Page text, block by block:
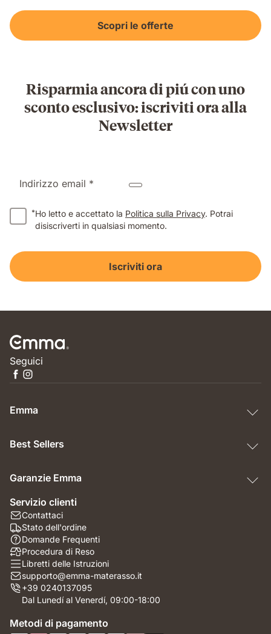
Scopri le offerte
Risparmia ancora di piú con uno
sconto esclusivo: iscriviti ora alla
Newsletter
Indirizzo email *
*Ho letto e accettato la Politica sulla Privacy. Potrai
disiscriverti in qualsiasi momento.
Iscriviti ora
Seguici
Emma
Best Sellers
Garanzie Emma
Servizio clienti
Contattaci
Stato dell'ordine
Domande Frequenti
Procedura di Reso
Libretti delle Istruzioni
supporto@emma-materasso.it
+39 0240137095
Dal Lunedí al Venerdí, 09:00-18:00
Metodi di pagamento